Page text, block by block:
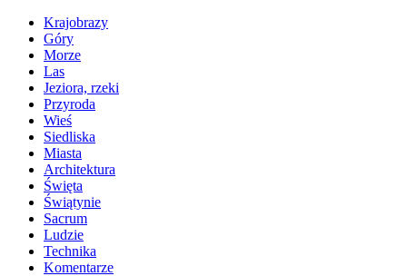
Krajobrazy
Góry
Morze
Las
Jeziora, rzeki
Przyroda
Wieś
Siedliska
Miasta
Architektura
Święta
Świątynie
Sacrum
Ludzie
Technika
Komentarze